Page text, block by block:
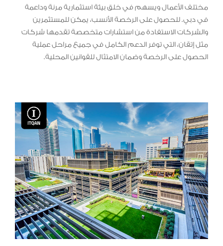
مختلف الأعمال ويسهم في خلق بيئة استثمارية مرنة وداعمة
في دبي. للحصول على الرخصة الأنسب، يمكن للمستثمرين
والشركات الاستفادة من استشارات متخصصة تقدمها شركات
مثل إتقان، التي توفر الدعم الكامل في جميع مراحل عملية
الحصول على الرخصة وضمان الامتثال للقوانين المحلية.